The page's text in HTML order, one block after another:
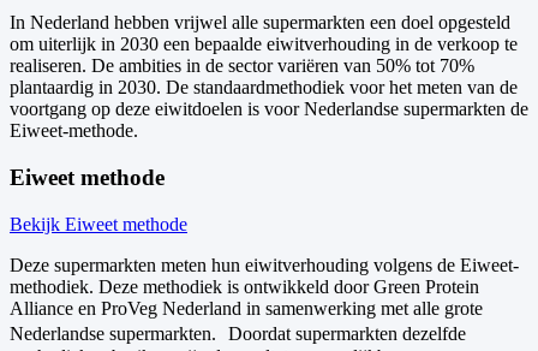
In Nederland hebben vrijwel alle supermarkten een doel opgesteld
om uiterlijk in 2030 een bepaalde eiwitverhouding in de verkoop te
realiseren. De ambities in de sector variëren van 50% tot 70%
plantaardig in 2030. De standaardmethodiek voor het meten van de
voortgang op deze eiwitdoelen is voor Nederlandse supermarkten de
Eiweet-methode.
Eiweet methode
Bekijk Eiweet methode
Deze supermarkten meten hun eiwitverhouding volgens de Eiweet-
methodiek. Deze methodiek is ontwikkeld door Green Protein
Alliance en ProVeg Nederland in samenwerking met alle grote
Nederlandse supermarkten. Doordat supermarkten dezelfde